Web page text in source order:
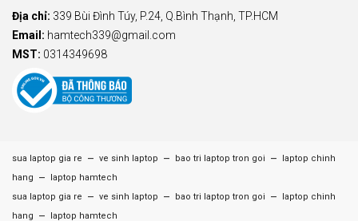
Địa chỉ: 339 Bùi Đình Túy, P.24, Q.Bình Thạnh, TP.HCM
Email: hamtech339@gmail.com
MST: 0314349698
sua laptop gia re – ve sinh laptop – bao tri laptop tron goi –
laptop chinh
hang
–
laptop hamtech
sua laptop gia re
– ve sinh laptop – bao tri laptop tron goi –
laptop chinh
hang
– laptop hamtech